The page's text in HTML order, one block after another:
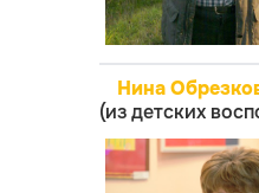
Нина
(из детских